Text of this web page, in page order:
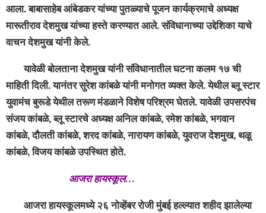
आला. बाबासाहेब आंबेडकर यांच्या पुतळ्याचे पूजन कार्यक्रमाचे अध्यक्ष
मारूतीराव देशमुख यांच्या हस्ते करण्यात आले. संविधानाच्या उद्देशिका याचे
वाचन देशमुख यांनी केले.
यावेळी बोलताना देशमुख यांनी संविधानातील घटना कलम १७ ची
माहिती दिली. यानंतर सुरेश कांबळे यांनी मनोगत व्यक्त केले. येथील ब्लू स्टार
युवामंच बुरूडे येथील तरूण मंडळाने विशेष परिश्रम घेतले. यावेळी उपसरपंच
संजय कांबळे, ब्लू स्टारचे अध्यक्ष अनिल कांबळे, रमेश कांबळे, भगवान
कांबळे, दौलती कांबळे, शरद कांबळे, नारायण कांबळे, युवराज देशमुख, थळू
कांबळे, विजय कांबळे उपस्थित होते.
आजरा हायस्कूल…
आजरा हायस्कूलमध्ये २६ नोव्हेंबर रोजी मुंबई हल्ल्यात शहीद झालेल्या